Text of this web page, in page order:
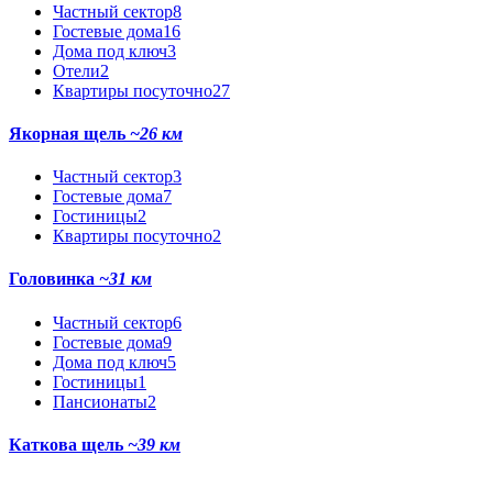
Частный сектор8
Гостевые дома16
Дома под ключ3
Отели2
Квартиры посуточно27
Якорная щель ~26 км
Частный сектор3
Гостевые дома7
Гостиницы2
Квартиры посуточно2
Головинка ~31 км
Частный сектор6
Гостевые дома9
Дома под ключ5
Гостиницы1
Пансионаты2
Каткова щель ~39 км